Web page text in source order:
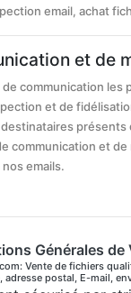
email, achat
et de
communication
et de
communication et
emails.
Générales de
Vente de fichiers
postal, E-mail,